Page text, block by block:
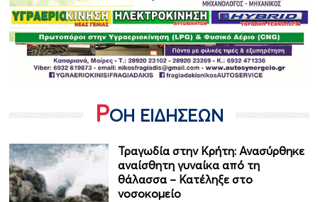
ΡΟΗ ΕΙΔΗΣΕΩΝ
Τραγωδία στην Κρήτη: Ανασύρθηκε
αναίσθητη γυναίκα από τη
θάλασσα – Κατέληξε στο
νοσοκομείο